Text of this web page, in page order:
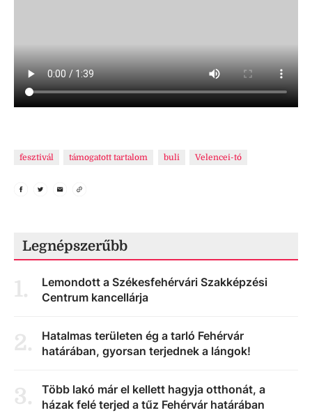
fesztivál támogatott tartalom buli Velencei-tó
Legnépszerűbb
1.
Lemondott a Székesfehérvári Szakképzési
Centrum kancellárja
2.
Hatalmas területen ég a tarló Fehérvár
határában, gyorsan terjednek a lángok!
3.
Több lakó már el kellett hagyja otthonát, a
házak felé terjed a tűz Fehérvár határában